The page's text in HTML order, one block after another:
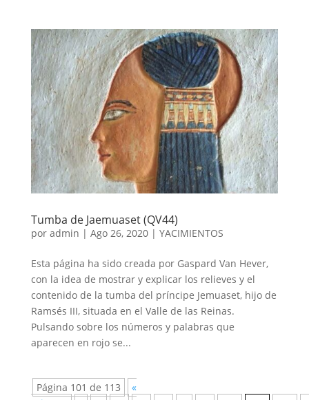
Tumba de Jaemuaset (QV44)
por admin | Ago 26, 2020| YACIMIENTOS
Esta página ha sido creada por Gaspard Van Hever,
con la idea de mostrar y explicar los relieves y el
contenido de la tumba del príncipe Jemuaset, hijo de
Ramsés III, situada en el Valle de las Reinas.
Pulsando sobre los números y palabras que
aparecen en rojo se...
Página 101 de 113
«